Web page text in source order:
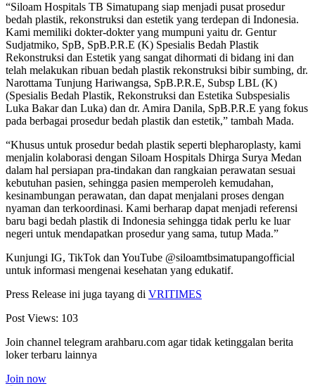
“Siloam Hospitals TB Simatupang siap menjadi pusat prosedur
bedah plastik, rekonstruksi dan estetik yang terdepan di Indonesia.
Kami memiliki dokter-dokter yang mumpuni yaitu dr. Gentur
Sudjatmiko, SpB, SpB.P.R.E (K) Spesialis Bedah Plastik
Rekonstruksi dan Estetik yang sangat dihormati di bidang ini dan
telah melakukan ribuan bedah plastik rekonstruksi bibir sumbing, dr.
Narottama Tunjung Hariwangsa, SpB.P.R.E, Subsp LBL (K)
(Spesialis Bedah Plastik, Rekonstruksi dan Estetika Subspesialis
Luka Bakar dan Luka) dan dr. Amira Danila, SpB.P.R.E yang fokus
pada berbagai prosedur bedah plastik dan estetik,” tambah Mada.
“Khusus untuk prosedur bedah plastik seperti blepharoplasty, kami
menjalin kolaborasi dengan Siloam Hospitals Dhirga Surya Medan
dalam hal persiapan pra-tindakan dan rangkaian perawatan sesuai
kebutuhan pasien, sehingga pasien memperoleh kemudahan,
kesinambungan perawatan, dan dapat menjalani proses dengan
nyaman dan terkoordinasi. Kami berharap dapat menjadi referensi
baru bagi bedah plastik di Indonesia sehingga tidak perlu ke luar
negeri untuk mendapatkan prosedur yang sama, tutup Mada.”
Kunjungi IG, TikTok dan YouTube @siloamtbsimatupangofficial
untuk informasi mengenai kesehatan yang edukatif.
Press Release ini juga tayang di VRITIMES
Post Views: 103
Join channel telegram arahbaru.com agar tidak ketinggalan berita
loker terbaru lainnya
Join now